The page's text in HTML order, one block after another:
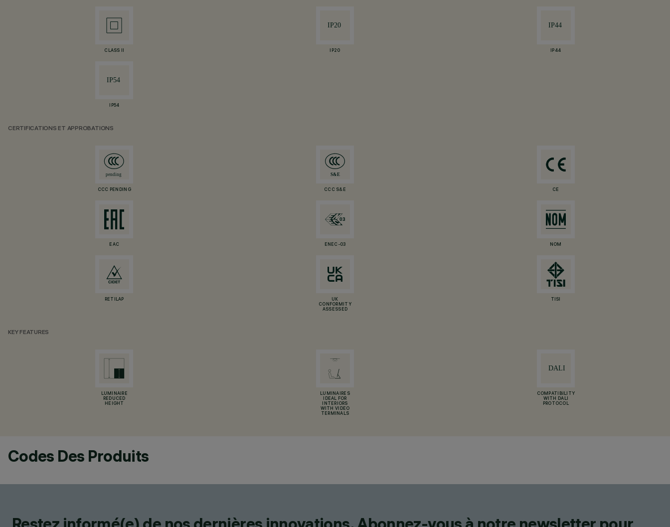
CLASS II IP20 IP44
IP54
CERTIFICATIONS ET APPROBATIONS
CCC PENDING CCC S&E CE
EAC ENEC-03 NOM
RETILAP
UK
CONFORMITY
ASSESSED
TISI
KEY FEATURES
LUMINAIRE
REDUCED
HEIGHT
LUMINAIRES
IDEAL FOR
INTERIORS
WITH VIDEO
TERMINALS
COMPATIBILITY
WITH DALI
PROTOCOL
Codes Des Produits